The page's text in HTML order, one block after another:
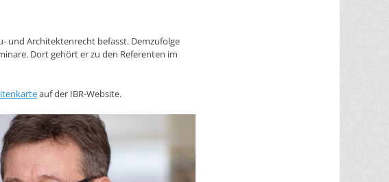
und Architektenrecht befasst. Demzufolge
Dort gehört er zu den Referenten im
auf der IBR-Website.